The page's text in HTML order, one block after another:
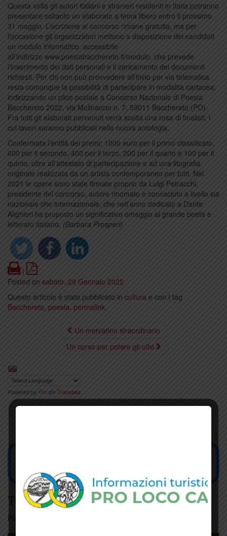
Questa volta gli autori italiani e stranieri residenti in Italia potranno
presentare soltanto un elaborato a tema libero entro il prossimo
31 maggio. L’iscrizione al concorso rimane gratuita, ma per
l’occasione gli organizzatori mettono a disposizione dei candidati
un modulo informatico, accessibile
all’indirizzo www.poesiabacchereto.it/modulo, che prevede
l’inserimento dei dati personali e il caricamento dei documenti
richiesti. Per chi non può provvedere all’invio per via telematica
resta comunque la possibilità di partecipare in modalità cartacea,
indirizzando un plico postale a Concorso Nazionale di Poesia
Bacchereto 2022, via Molinaccio n. 7, 59011 Bacchereto (PO).
Fra tutti gli elaborati pervenuti verrà scelta una rosa di finalisti, i
cui lavori saranno pubblicati nella nuova antologia.
Confermata l’entità dei premi: 1000 euro per il primo classificato,
600 per il secondo, 400 per il terzo, 200 per il quarto e 100 per il
quinto, oltre all’attestato di partecipazione e ad una litografia
originale realizzata da un artista contemporaneo per tutti. Nel
2021 le opere sono state firmate proprio da Luigi Petracchi,
presidente del concorso, autore rinomato e conosciuto a livello sia
nazionale che internazionale, che nell’anno dedicato a Dante
Alighieri ha proposto un significativo omaggio al grande poeta e
letterato italiano. (Barbara Prosperi)
Print
|
Posted on sabato, 29 Gennaio 2022
Questo articolo è stato pubblicato in cultura e con I tag
Bacchereto, poesia. permalink.
Un mercatino straordinario
Un corso per potare gli olivi
Powered by Translate
Tesseramento
Puoi tesserarti online